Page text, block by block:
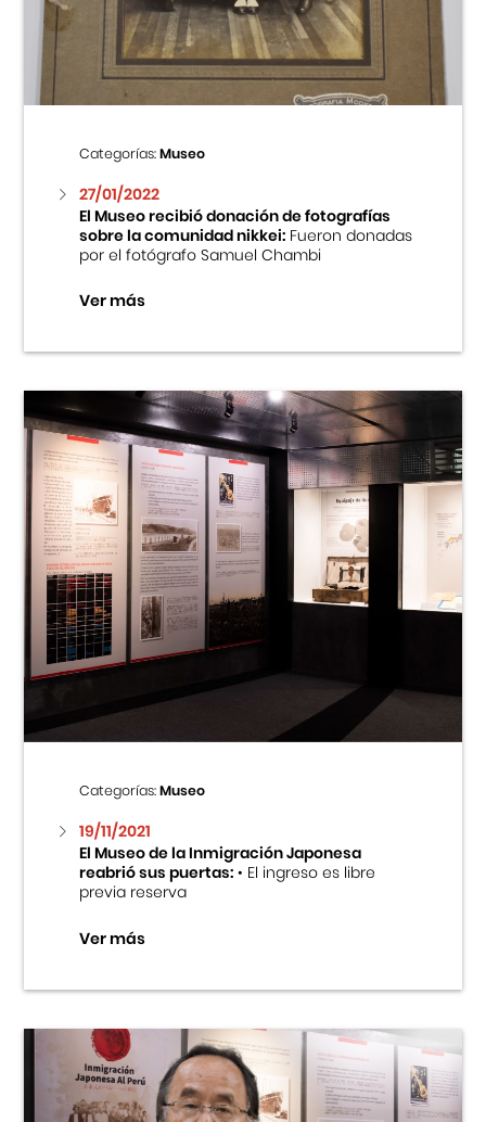
Centro Cultural Peruano Japonés
Museo de la Inmigración Japonesa
Fondo Editorial
Teatro Peruano Japonés
Categorías:Museo
27/01/2022
El Museo recibió donación de fotografías
sobre la comunidad nikkei:Fueron donadas
por el fotógrafo Samuel Chambi
Ver más
Categorías:Museo
19/11/2021
El Museo de la Inmigración Japonesa
reabrió sus puertas:• El ingreso es libre
previa reserva
Ver más